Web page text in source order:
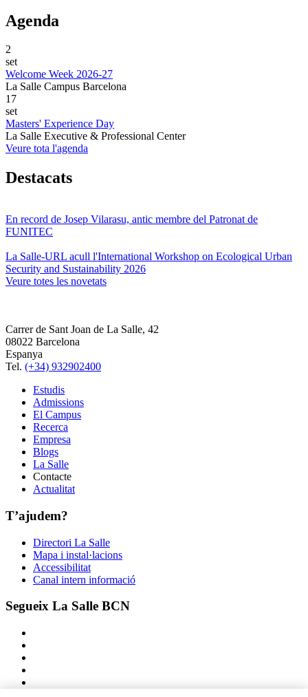
Agenda
2
set
Welcome Week 2026-27
La Salle Campus Barcelona
17
set
Masters' Experience Day
La Salle Executive & Professional Center
Veure tota l'agenda
Destacats
En record de Josep Vilarasu, antic membre del Patronat de
FUNITEC
La Salle-URL acull l'International Workshop on Ecological Urban
Security and Sustainability 2026
Veure totes les novetats
Carrer de Sant Joan de La Salle, 42
08022 Barcelona
Espanya
Tel. (+34) 932902400
Estudis
Admissions
El Campus
Recerca
Empresa
Blogs
La Salle
Contacte
Actualitat
T’ajudem?
Directori La Salle
Mapa i instal·lacions
Accessibilitat
Canal intern informació
Segueix La Salle BCN